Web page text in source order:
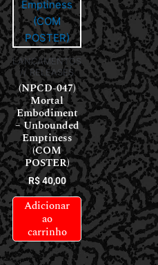
LANÇAMENTOS
// RELEASES
(NPCD-047)
Mortal
Embodiment
– Unbounded
Emptiness
(COM
POSTER)
R$40,00
Adicionar
ao
carrinho